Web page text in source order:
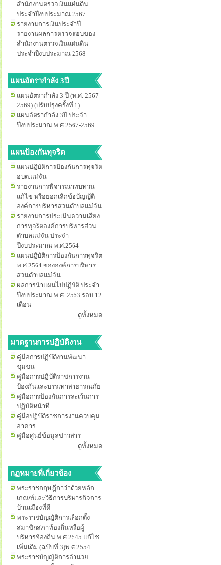
สำนักงานตรวจเงินแผ่นดิน
ประจำปีงบประมาณ 2567
รายงานการเงินประจำปี
รายงานผลการตรวจสอบของ
สำนักงานตรวจเงินแผ่นดิน
ประจำปีงบประมาณ 2568
แผนอัตรากำลัง 3ปี
แผนอัตรากำลัง 3 ปี (พ.ศ. 2567-
2569) (ปรับปรุงครั้งที่ 1)
แผนอัตรากำลัง 3ปี ประจำ
ปีงบประมาณ พ.ศ.2567-2569
แผนป้องกันทุจริต
แผนปฏิบัติการป้องกันการทุจริต
อบต.แม่จัน
รายงานการพิจารณาทบทวน
แก้ไข หรือยอกเลิกข้อบัญญัติ
องค์การบริหารส่วนตำบลแม่จัน
รายงานการประเมินความเสี่ยง
การทุจริตองค์การบริหารส่วน
ตำบลแม่จัน ประจำ
ปีงบประมาณ พ.ศ.2564
แผนปฏิบัติการป้องกันการทุจริต
พ.ศ.2564 ขององค์การบริหาร
ส่วนตำบลแม่จัน
ผลการนำแผนไปปฏิบัติ ประจำ
ปีงบประมาณ พ.ศ. 2563 รอบ 12
เดือน
ดูทั้งหมด
มาตฐานการปฏิบัติงาน
คู่มือการปฏิบัติงานพัฒนา
ชุมชน
คู่มือการปฏิบัติราชการงาน
ป้องกันและบรรเทาสาธารณภัย
คู่มือการป้องกันการละเว้นการ
ปฏิบัติหน้าที่
คู่มือปฏิบัติราชการงานควบคุม
อาคาร
คู่มือศูนย์ข้อมูลข่าวสาร
ดูทั้งหมด
กฏหมายที่เกี่ยวข้อง
พระราชกฤษฎีกาว่าด้วยหลัก
เกณฑ์และวิธีการบริหารกิจการ
บ้านเมืองที่ดี
พระราชบัญญัติการเลือกตั้ง
สมาชิกสภาท้องถิ่นหรือผู้
บริหารท้องถิ่น พ.ศ.2545 แก้ไช
เพิ่มเติม (ฉบับที่ 3)พ.ศ.2554
พระราชบัญญัติการอำนวย